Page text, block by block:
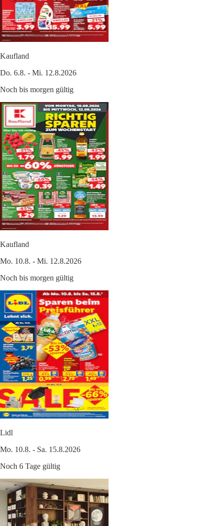
Kaufland
Do. 6.8. - Mi. 12.8.2026
Noch bis morgen gültig
Kaufland
Mo. 10.8. - Mi. 12.8.2026
Noch bis morgen gültig
Lidl
Mo. 10.8. - Sa. 15.8.2026
Noch 6 Tage gültig